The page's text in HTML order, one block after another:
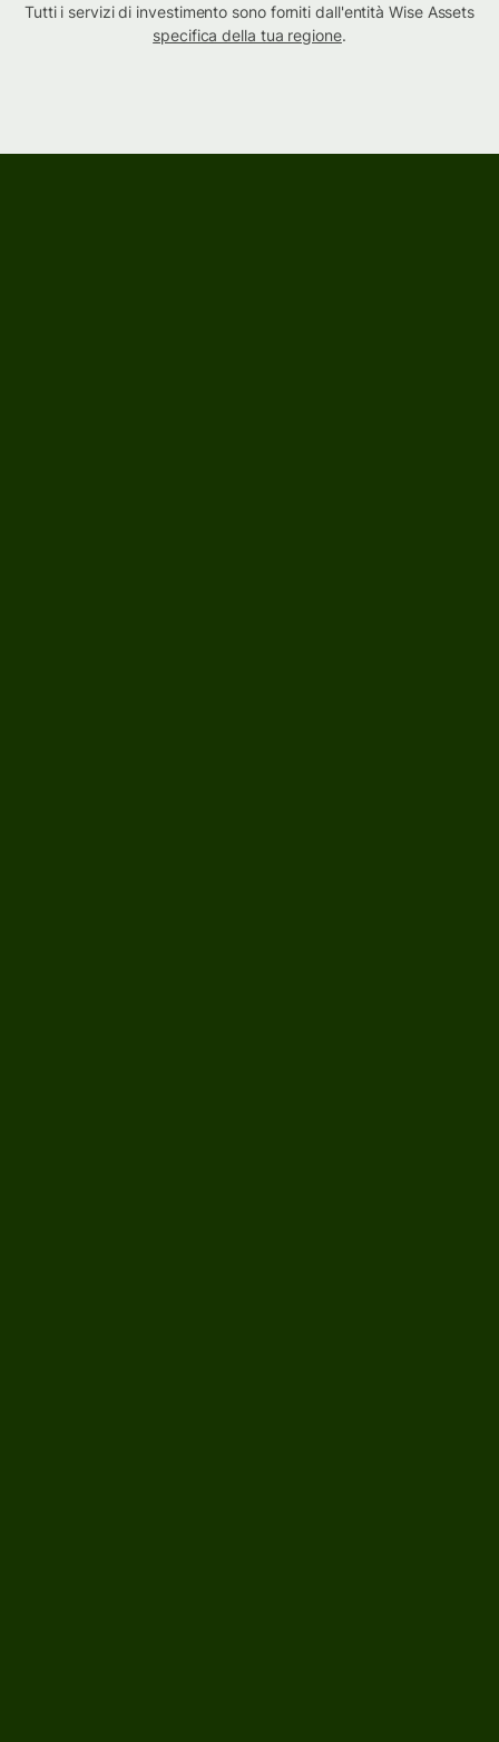
Tutti i servizi di investimento sono forniti dall'entità Wise Assets
specifica della tua regione.